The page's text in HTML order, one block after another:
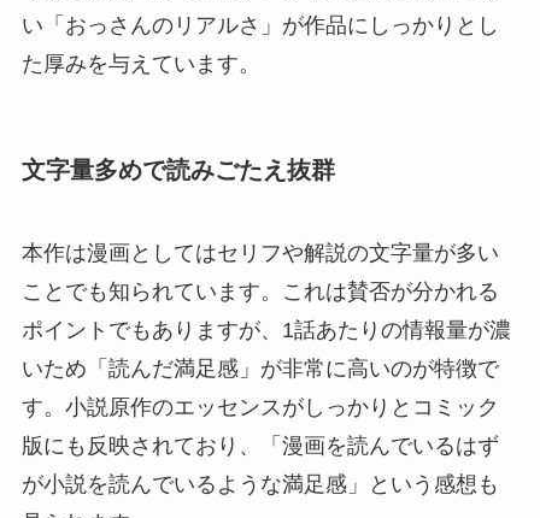
い「おっさんのリアルさ」が作品にしっかりとし
た厚みを与えています。
文字量多めで読みごたえ抜群
本作は漫画としてはセリフや解説の文字量が多い
ことでも知られています。これは賛否が分かれる
ポイントでもありますが、1話あたりの情報量が濃
いため「読んだ満足感」が非常に高いのが特徴で
す。小説原作のエッセンスがしっかりとコミック
版にも反映されており、「漫画を読んでいるはず
が小説を読んでいるような満足感」という感想も